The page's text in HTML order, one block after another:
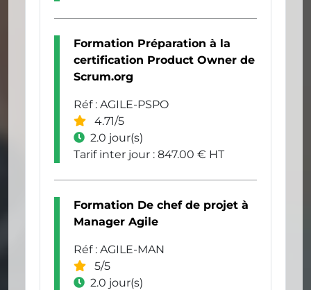
Formation Préparation à la
certification Product Owner de
Scrum.org
Réf : AGILE-PSPO
4.71/5
2.0 jour(s)
Tarif inter jour : 847.00 € HT
Formation De chef de projet à
Manager Agile
Réf : AGILE-MAN
5/5
2.0 jour(s)